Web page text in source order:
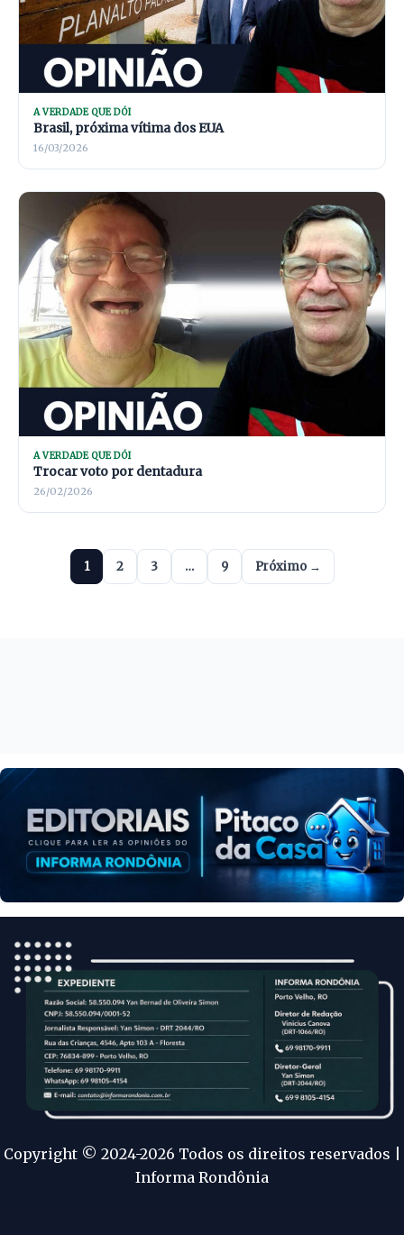
A VERDADE QUE DÓI
Brasil, próxima vítima dos EUA
16/03/2026
A VERDADE QUE DÓI
Trocar voto por dentadura
26/02/2026
1 2 3 … 9 Próximo →
Copyright © 2024-2026 Todos os direitos reservados |
Informa Rondônia